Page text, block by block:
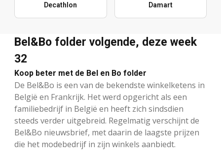
Decathlon Damart
Bel&Bo folder volgende, deze week
32
Koop beter met de Bel en Bo folder
De Bel&Bo is een van de bekendste winkelketens in
België en Frankrijk. Het werd opgericht als een
familiebedrijf in België en heeft zich sindsdien
steeds verder uitgebreid. Regelmatig verschijnt de
Bel&Bo nieuwsbrief, met daarin de laagste prijzen
die het modebedrijf in zijn winkels aanbiedt.